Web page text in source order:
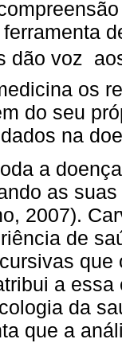
voz 
os
do seu
na
a
as
2007).
de
a
da
que a